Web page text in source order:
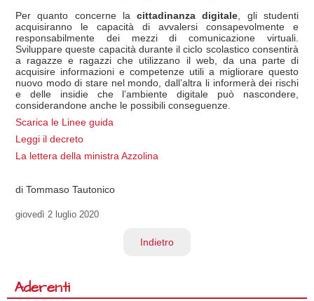
Per quanto concerne lacittadinanza digitale, gli studenti
acquisiranno le capacità di avvalersi consapevolmente e
responsabilmente dei mezzi di comunicazione virtuali.
Sviluppare queste capacità durante il ciclo scolastico consentirà
a ragazze e ragazzi che utilizzano il web, da una parte di
acquisire informazioni e competenze utili a migliorare questo
nuovo modo di stare nel mondo, dall’altra li informerà dei rischi
e delle insidie che l’ambiente digitale può nascondere,
considerandone anche le possibili conseguenze.
Scarica le Linee guida
Leggi il decreto
La lettera della ministra Azzolina
di Tommaso Tautonico
giovedì 2 luglio 2020
Indietro
Aderenti